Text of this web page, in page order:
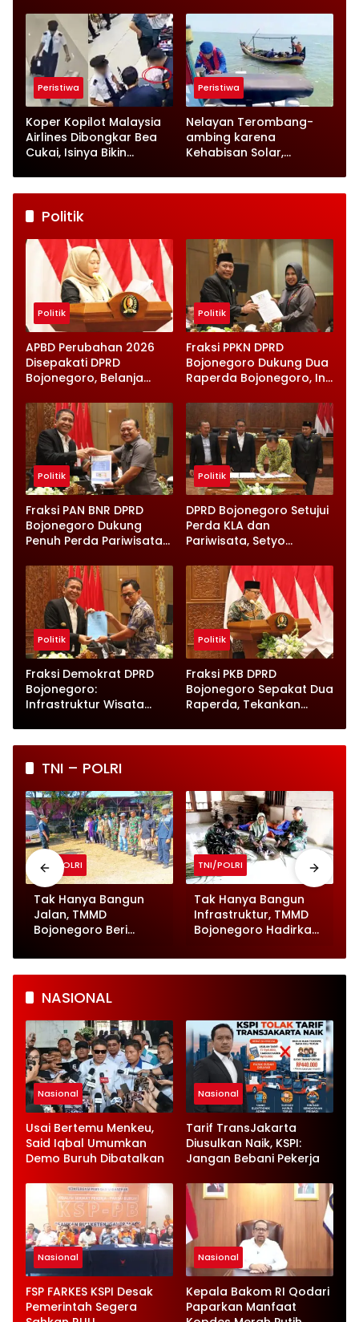
Peristiwa
Koper Kopilot Malaysia
Airlines Dibongkar Bea
Cukai, Isinya Bikin
Peristiwa
Nelayan Terombang-
ambing karena
Kehabisan Solar,
Politik
Politik
APBD Perubahan 2026
Disepakati DPRD
Bojonegoro, Belanja
Infrastruktur Diperkuat
Politik
Fraksi PPKN DPRD
Bojonegoro Dukung Dua
Raperda Bojonegoro, Ini
Disampaikan
Politik
Fraksi PAN BNR DPRD
Bojonegoro Dukung
Penuh Perda Pariwisata
Anak
Politik
DPRD Bojonegoro Setujui
Perda KLA dan
Pariwisata, Setyo
Instruksi
Politik
Fraksi Demokrat DPRD
Bojonegoro:
Infrastruktur Wisata
Politik
Fraksi PKB DPRD
Bojonegoro Sepakat Dua
Raperda, Tekankan
TNI – POLRI
TNI/POLRI
Tak Hanya Bangun
Jalan, TMMD
Bojonegoro Beri
untuk Ratusan Ternak
TNI/POLRI
Tak Hanya Bangun
Infrastruktur, TMMD
Bojonegoro Hadirkan
Prajurit Anyam Tikar
NASIONAL
Nasional
Usai Bertemu Menkeu,
Said Iqbal Umumkan
Demo Buruh Dibatalkan
Nasional
Tarif TransJakarta
Diusulkan Naik, KSPI:
Jangan Bebani Pekerja
Nasional
FSP FARKES KSPI Desak
Pemerintah Segera
Nasional
Kepala Bakom RI Qodari
Paparkan Manfaat